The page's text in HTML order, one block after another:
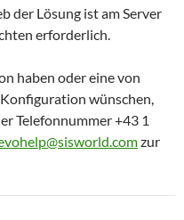
120GB
der Lösung ist am Server
erforderlich.
haben oder eine von
wünschen,
Telefonnummer +43 1
zur